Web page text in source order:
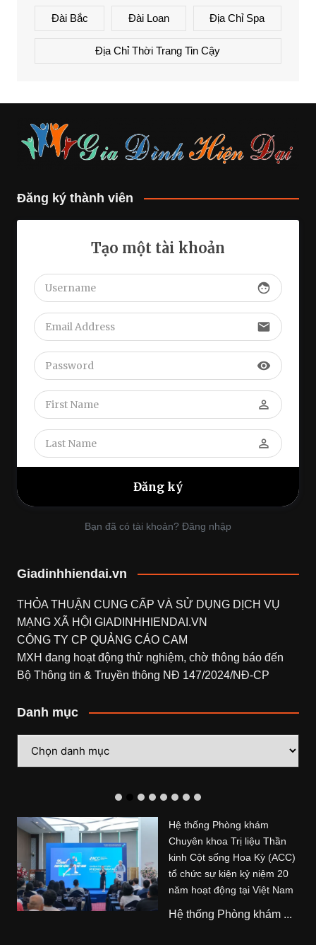
Đài Bắc Đài Loan Địa Chỉ Spa
Địa Chỉ Thời Trang Tin Cậy
Đăng ký thành viên
Tạo một tài khoản
face
email
visibility
perm_identity
perm_identity
Bạn đã có tài khoản? Đăng nhập
Giadinhhiendai.vn
THỎA THUẬN CUNG CẤP VÀ SỬ DỤNG DỊCH VỤ
MẠNG XÃ HỘI GIADINHHIENDAI.VN
CÔNG TY CP QUẢNG CÁO CAM
MXH đang hoạt động thử nghiệm, chờ thông báo đến
Bộ Thông tin & Truyền thông NĐ 147/2024/NĐ-CP
Danh mục
mục
Hệ thống Phòng khám
Chuyên khoa Trị liệu Thần
kinh Cột sống Hoa Kỳ (ACC)
tổ chức sự kiện kỷ niệm 20
năm hoạt động tại Việt Nam
Hệ thống Phòng khám ...